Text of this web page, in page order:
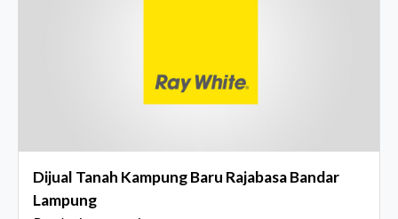
Dijual Tanah Kampung Baru Rajabasa Bandar
Lampung